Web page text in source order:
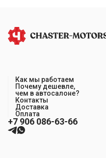
Как мы работаем
Почему дешевле,
чем в автосалоне?
Контакты
Доставка
Оплата
+7 906 086-63-66